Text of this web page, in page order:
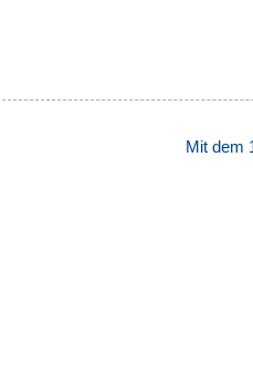
Mit dem